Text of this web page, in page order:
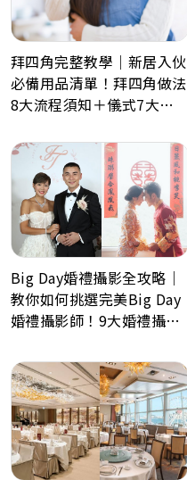
拜四角完整教學｜新居入伙
必備用品清單！拜四角做法
8大流程須知＋儀式7大禁
Big Day婚禮攝影全攻略｜
教你如何挑選完美Big Day
婚禮攝影師！9大婚禮攝影